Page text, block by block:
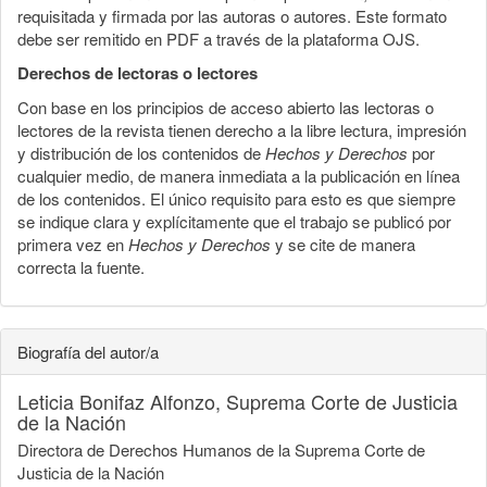
requisitada y firmada por las autoras o autores. Este formato
debe ser remitido en PDF a través de la plataforma OJS.
Derechos de lectoras o lectores
Con base en los principios de acceso abierto las lectoras o
lectores de la revista tienen derecho a la libre lectura, impresión
y distribución de los contenidos deHechos y Derechos por
cualquier medio, de manera inmediata a la publicación en línea
de los contenidos. El único requisito para esto es que siempre
se indique clara y explícitamente que el trabajo se publicó por
primera vez enHechos y Derechos y se cite de manera
correcta la fuente.
Biografía del autor/a
Leticia Bonifaz Alfonzo, Suprema Corte de Justicia
de la Nación
Directora de Derechos Humanos de la Suprema Corte de
Justicia de la Nación